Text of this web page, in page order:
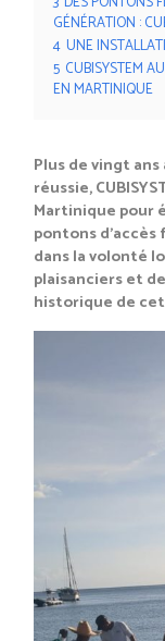
GÉNÉRATION :
4 UNE
5 CUBISYSTEM
EN MARTINIQUE
Plus de vingt
réussie,
Martinique pour
pontons
dans la volonté
plaisanciers et
historique de